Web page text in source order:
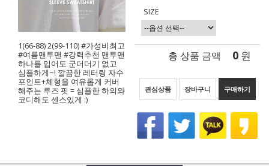
1(66-88) 2(99-110) #가성비최고
#여름맨투맨 #강력추천 맨투맨
하나를 입어도 군더더기 없고
심플하게~! 깔끔한 레터링 자수
포인트+체형을 여유롭게 커버
해주는 루즈 핏 = 심플한 하의와
코디해도 센스있게 :)
SIZE
총 상품 금액 0 원
관심상품 장바구니 구매하기